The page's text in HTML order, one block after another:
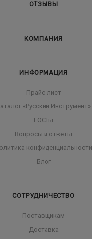
ОТЗЫВЫ
КОМПАНИЯ
ИНФОРМАЦИЯ
Прайс-лист
«Русский Инструмент»
ГОСТы
Вопросы и ответы
конфиденциальности
Блог
СОТРУДНИЧЕСТВО
Поставщикам
Доставка